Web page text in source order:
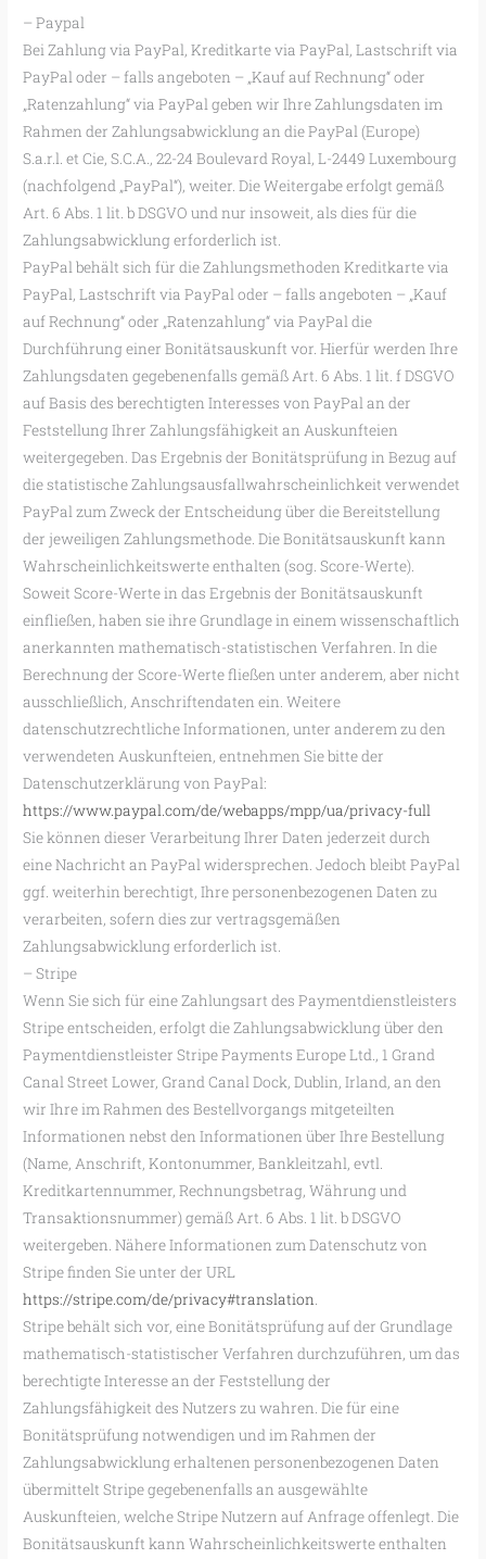
– Paypal
Bei Zahlung via PayPal, Kreditkarte via PayPal, Lastschrift via
PayPal oder – falls angeboten – „Kauf auf Rechnung“ oder
„Ratenzahlung“ via PayPal geben wir Ihre Zahlungsdaten im
Rahmen der Zahlungsabwicklung an die PayPal (Europe)
S.a.r.l. et Cie, S.C.A., 22-24 Boulevard Royal, L-2449 Luxembourg
(nachfolgend „PayPal“), weiter. Die Weitergabe erfolgt gemäß
Art. 6 Abs. 1 lit. b DSGVO und nur insoweit, als dies für die
Zahlungsabwicklung erforderlich ist.
PayPal behält sich für die Zahlungsmethoden Kreditkarte via
PayPal, Lastschrift via PayPal oder – falls angeboten – „Kauf
auf Rechnung“ oder „Ratenzahlung“ via PayPal die
Durchführung einer Bonitätsauskunft vor. Hierfür werden Ihre
Zahlungsdaten gegebenenfalls gemäß Art. 6 Abs. 1 lit. f DSGVO
auf Basis des berechtigten Interesses von PayPal an der
Feststellung Ihrer Zahlungsfähigkeit an Auskunfteien
weitergegeben. Das Ergebnis der Bonitätsprüfung in Bezug auf
die statistische Zahlungsausfallwahrscheinlichkeit verwendet
PayPal zum Zweck der Entscheidung über die Bereitstellung
der jeweiligen Zahlungsmethode. Die Bonitätsauskunft kann
Wahrscheinlichkeitswerte enthalten (sog. Score-Werte).
Soweit Score-Werte in das Ergebnis der Bonitätsauskunft
einfließen, haben sie ihre Grundlage in einem wissenschaftlich
anerkannten mathematisch-statistischen Verfahren. In die
Berechnung der Score-Werte fließen unter anderem, aber nicht
ausschließlich, Anschriftendaten ein. Weitere
datenschutzrechtliche Informationen, unter anderem zu den
verwendeten Auskunfteien, entnehmen Sie bitte der
Datenschutzerklärung von PayPal:
https://www.paypal.com/de/webapps/mpp/ua/privacy-full
Sie können dieser Verarbeitung Ihrer Daten jederzeit durch
eine Nachricht an PayPal widersprechen. Jedoch bleibt PayPal
ggf. weiterhin berechtigt, Ihre personenbezogenen Daten zu
verarbeiten, sofern dies zur vertragsgemäßen
Zahlungsabwicklung erforderlich ist.
– Stripe
Wenn Sie sich für eine Zahlungsart des Paymentdienstleisters
Stripe entscheiden, erfolgt die Zahlungsabwicklung über den
Paymentdienstleister Stripe Payments Europe Ltd., 1 Grand
Canal Street Lower, Grand Canal Dock, Dublin, Irland, an den
wir Ihre im Rahmen des Bestellvorgangs mitgeteilten
Informationen nebst den Informationen über Ihre Bestellung
(Name, Anschrift, Kontonummer, Bankleitzahl, evtl.
Kreditkartennummer, Rechnungsbetrag, Währung und
Transaktionsnummer) gemäß Art. 6 Abs. 1 lit. b DSGVO
weitergeben. Nähere Informationen zum Datenschutz von
Stripe finden Sie unter der URL
https://stripe.com/de/privacy#translation
Stripe behält sich vor, eine Bonitätsprüfung auf der Grundlage
mathematisch-statistischer Verfahren durchzuführen, um das
berechtigte Interesse an der Feststellung der
Zahlungsfähigkeit des Nutzers zu wahren. Die für eine
Bonitätsprüfung notwendigen und im Rahmen der
Zahlungsabwicklung erhaltenen personenbezogenen Daten
übermittelt Stripe gegebenenfalls an ausgewählte
Auskunfteien, welche Stripe Nutzern auf Anfrage offenlegt. Die
Bonitätsauskunft kann Wahrscheinlichkeitswerte enthalten